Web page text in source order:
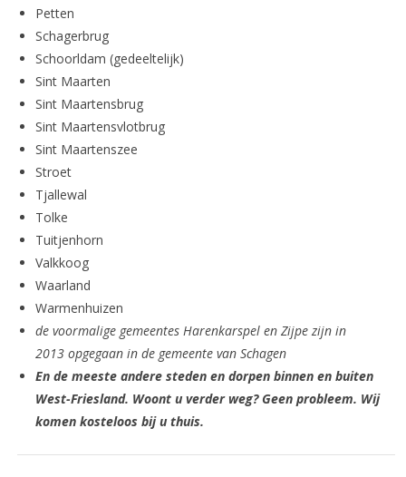
Petten
Schagerbrug
Schoorldam (gedeeltelijk)
Sint Maarten
Sint Maartensbrug
Sint Maartensvlotbrug
Sint Maartenszee
Stroet
Tjallewal
Tolke
Tuitjenhorn
Valkkoog
Waarland
Warmenhuizen
de voormalige gemeentes Harenkarspel en Zijpe zijn in
2013 opgegaan in de gemeente van Schagen
En de meeste andere steden en dorpen binnen en buiten
West-Friesland. Woont u verder weg? Geen probleem. Wij
komen kosteloos bij u thuis.